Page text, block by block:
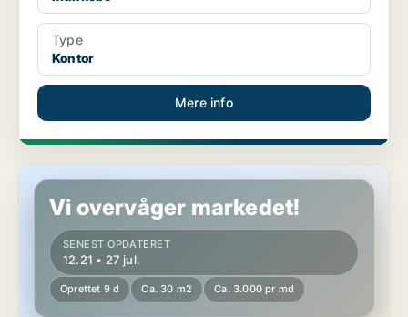
Type
Kontor
Mere info
Kontor i Munkebo
Vi overvåger markedet!
SENEST OPDATERET
12.21 • 27 jul.
Oprettet 9 d Ca. 30 m2 Ca. 3.000 pr md